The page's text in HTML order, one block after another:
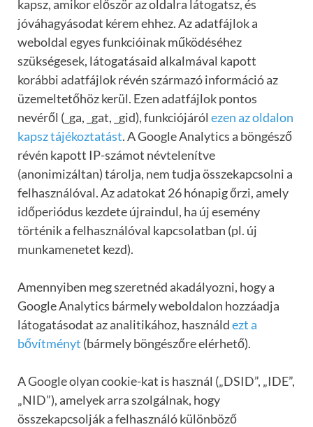
kapsz, amikor először az oldalra látogatsz, és
jóváhagyásodat kérem ehhez. Az adatfájlok a
weboldal egyes funkcióinak működéséhez
szükségesek, látogatásaid alkalmával kapott
korábbi adatfájlok révén származó információ az
üzemeltetőhöz kerül. Ezen adatfájlok pontos
nevéről (_ga, _gat, _gid), funkciójáról ezen az oldalon
kapsz tájékoztatást. A Google Analytics a böngésző
révén kapott IP-számot névtelenítve
(anonimizáltan) tárolja, nem tudja összekapcsolni a
felhasználóval. Az adatokat 26 hónapig őrzi, amely
időperiódus kezdete újraindul, ha új esemény
történik a felhasználóval kapcsolatban (pl. új
munkamenetet kezd).
Amennyiben meg szeretnéd akadályozni, hogy a
Google Analytics bármely weboldalon hozzáadja
látogatásodat az analitikához, használdezt a
bővítményt (bármely böngészőre elérhető).
A Google olyan cookie-kat is használ („DSID”, „IDE”,
„NID”), amelyek arra szolgálnak, hogy
összekapcsolják a felhasználó különböző